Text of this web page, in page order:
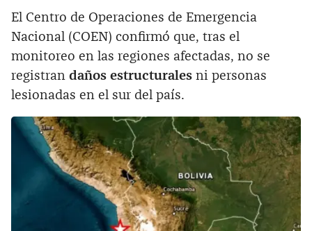
El Centro de Operaciones de Emergencia
Nacional (COEN) confirmó que, tras el
monitoreo en las regiones afectadas, no se
registran daños estructurales ni personas
lesionadas en el sur del país.